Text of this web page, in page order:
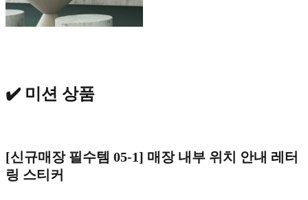
✔️ 미션 상품
[신규매장 필수템 05-1] 매장 내부 위치 안내 레터
링 스티커